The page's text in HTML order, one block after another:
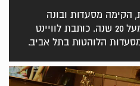
הקימה מסעדות ובונה
תפריטים. מלמדת בישול מעל 20 שנה. כותבת לוויינט